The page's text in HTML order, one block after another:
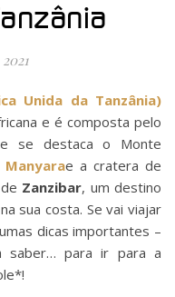
Unida da Tanzânia)
e é composta pelo
se destaca o Monte
Manyarae a cratera de
Zanzibar, um destino
sua costa. Se vai viajar
dicas importantes –
saber… para ir para a